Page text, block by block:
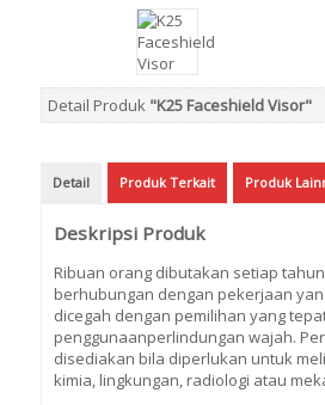
Detail Produk "K25 Faceshield Visor"
Detail Produk Terkait Produk
Deskripsi Produk
Ribuan orang dibutakan setiap
berhubungan dengan pekerjaan
dicegah dengan pemilihan yang
penggunaanperlindungan wajah.
disediakan bila diperlukan untuk
kimia, lingkungan, radiologi atau